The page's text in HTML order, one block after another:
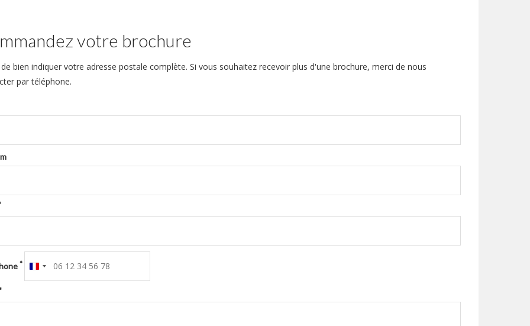
votre brochure
bien indiquer votre adresse postale complète. Si vous souhaitez recevoir plus d'une brochure, merci de nous
par téléphone.
*
France
+33